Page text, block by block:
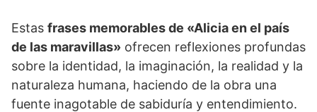
Estas frases memorables de «Alicia en el país
de las maravillas» ofrecen reflexiones profundas
sobre la identidad, la imaginación, la realidad y la
naturaleza humana, haciendo de la obra una
fuente inagotable de sabiduría y entendimiento.